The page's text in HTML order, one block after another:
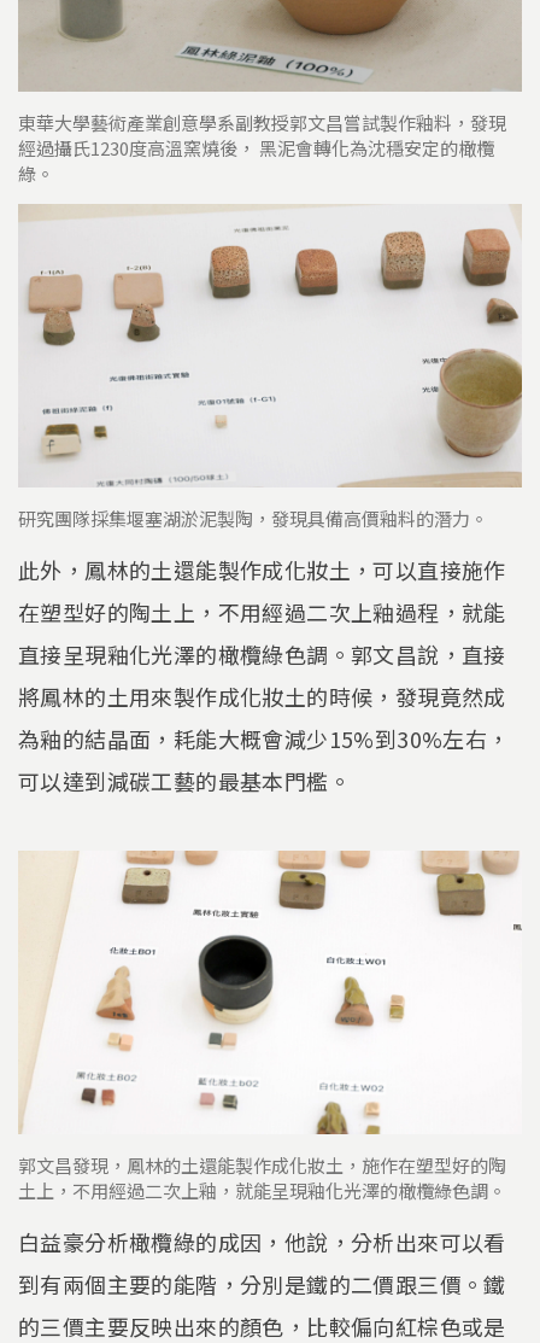
東華大學藝術產業創意學系副教授郭文昌嘗試製作釉料，發現
經過攝氏1230度高溫窯燒後， 黑泥會轉化為沈穩安定的橄欖
綠。
研究團隊採集堰塞湖淤泥製陶，發現具備高價釉料的潛力。
此外，鳳林的土還能製作成化妝土，可以直接施作
在塑型好的陶土上，不用經過二次上釉過程，就能
直接呈現釉化光澤的橄欖綠色調。郭文昌說，直接
將鳳林的土用來製作成化妝土的時候，發現竟然成
為釉的結晶面，耗能大概會減少15%到30%左右，
可以達到減碳工藝的最基本門檻。
郭文昌發現，鳳林的土還能製作成化妝土，施作在塑型好的陶
土上，不用經過二次上釉，就能呈現釉化光澤的橄欖綠色調。
白益豪分析橄欖綠的成因，他說，分析出來可以看
到有兩個主要的能階，分別是鐵的二價跟三價。鐵
的三價主要反映出來的顏色，比較偏向紅棕色或是